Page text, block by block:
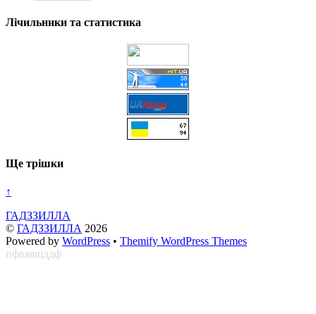
Лічильники та статистика
Ще трішки
↑
ГАДЗЗИЛЛА
© ГАДЗЗИЛЛА 2026
Powered by WordPress • Themify WordPress Themes
пфвяяшддф